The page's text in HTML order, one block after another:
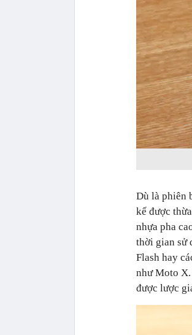
Dù là phiên
kế được
nhựa pha
thời gian sử
Flash hay
như Moto
được lược